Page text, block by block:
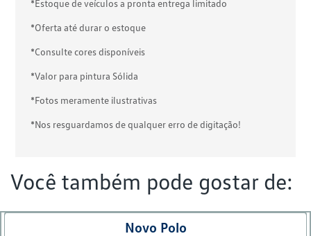
*Estoque de veículos a pronta entrega limitado
*Oferta até durar o estoque
*Consulte cores disponíveis
*Valor para pintura Sólida
*Fotos meramente ilustrativas
*Nos resguardamos de qualquer erro de digitação!
Você também pode gostar de:
Novo Polo